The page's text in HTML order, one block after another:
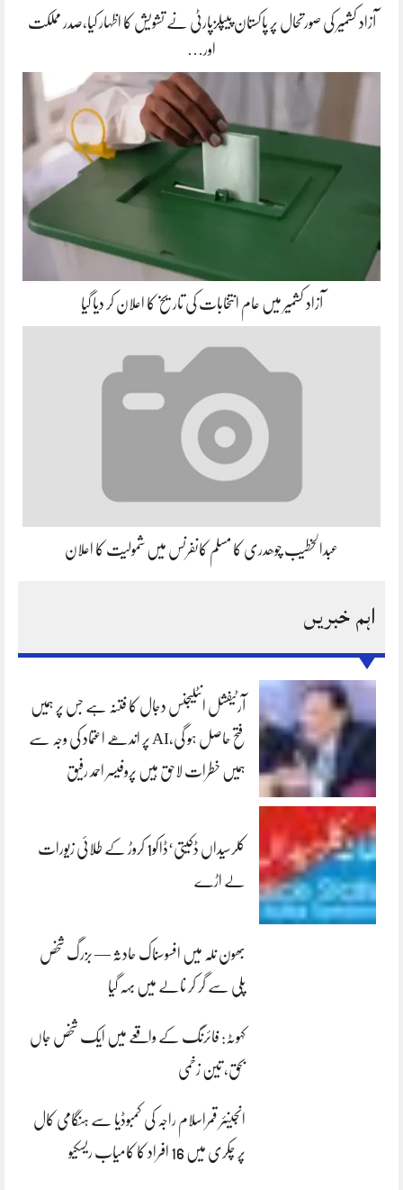
آزاد کشمیر کی صورتحال پر پاکستان پیپلزپارٹی نے تشویش کا اظہار کیا،صدر مملکت
اور…
آزاد کشمیر میں عام انتخابات کی تاریخ کا اعلان کر دیا گیا
عبدالخطیب چوھدری کا مسلم کانفرنس میں شمولیت کا اعلان
اہم خبریں
آرٹیفشل انٹلیجنس دجال کا فتنہ ہے جس پر ہمیں
فتح حاصل ہو گی،AI پر اندھے اعتماد کی وجہ سے
ہمیں خطرات لاحق ہیں پروفیسر احمد رفیق
کلرسیداں ڈکیتی‘ڈاکو1 کروڑ کے طلائی زیورات
لے اڑے
بھون نلہ میں افسوسناک حادثہ — بزرگ شخص
پلی سے گر کر نالے میں بہہ گیا
کہوٹہ: فائرنگ کے واقعے میں ایک شخص جاں
بحق، تین زخمی
انجینئر قمراسلام راجہ کی کمبوڈیا سے ہنگامی کال
پر چکری میں 16 افراد کا کامیاب ریسکیو